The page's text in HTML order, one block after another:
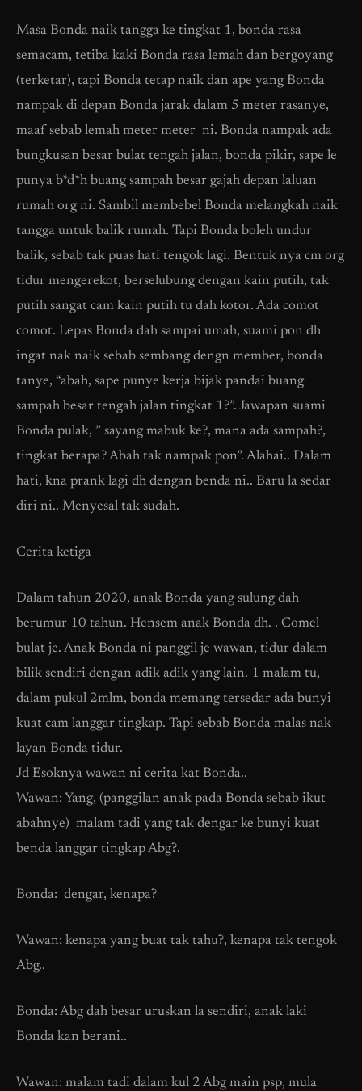
Masa Bonda naik tangga ke tingkat 1, bonda rasa
semacam, tetiba kaki Bonda rasa lemah dan bergoyang
(terketar), tapi Bonda tetap naik dan ape yang Bonda
nampak di depan Bonda jarak dalam 5 meter rasanye,
maaf sebab lemah meter meter ni. Bonda nampak ada
bungkusan besar bulat tengah jalan, bonda pikir, sape le
punya b*d*h buang sampah besar gajah depan laluan
rumah org ni. Sambil membebel Bonda melangkah naik
tangga untuk balik rumah. Tapi Bonda boleh undur
balik, sebab tak puas hati tengok lagi. Bentuk nya cm org
tidur mengerekot, berselubung dengan kain putih, tak
putih sangat cam kain putih tu dah kotor. Ada comot
comot. Lepas Bonda dah sampai umah, suami pon dh
ingat nak naik sebab sembang dengn member, bonda
tanye, “abah, sape punye kerja bijak pandai buang
sampah besar tengah jalan tingkat 1?”. Jawapan suami
Bonda pulak, ” sayang mabuk ke?, mana ada sampah?,
tingkat berapa? Abah tak nampak pon”. Alahai.. Dalam
hati, kna prank lagi dh dengan benda ni.. Baru la sedar
diri ni.. Menyesal tak sudah.
Cerita ketiga
Dalam tahun 2020, anak Bonda yang sulung dah
berumur 10 tahun. Hensem anak Bonda dh. . Comel
bulat je. Anak Bonda ni panggil je wawan, tidur dalam
bilik sendiri dengan adik adik yang lain. 1 malam tu,
dalam pukul 2mlm, bonda memang tersedar ada bunyi
kuat cam langgar tingkap. Tapi sebab Bonda malas nak
layan Bonda tidur.
Jd Esoknya wawan ni cerita kat Bonda..
Wawan: Yang, (panggilan anak pada Bonda sebab ikut
abahnye) malam tadi yang tak dengar ke bunyi kuat
benda langgar tingkap Abg?.
Bonda: dengar, kenapa?
Wawan: kenapa yang buat tak tahu?, kenapa tak tengok
Abg..
Bonda: Abg dah besar uruskan la sendiri, anak laki
Bonda kan berani..
Wawan: malam tadi dalam kul 2 Abg main psp, mula